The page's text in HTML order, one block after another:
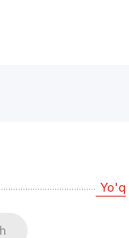
Yo'q